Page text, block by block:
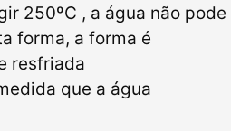
250ºC , a água não pode
forma, a forma é
resfriada
que a água